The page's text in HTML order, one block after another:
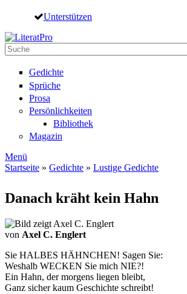
Direkt zum Inhalt
Unterstützen
Suche
Gedichte
Sprüche
Prosa
Persönlichkeiten
Bibliothek
Magazin
Menü
Startseite » Gedichte » Lustige Gedichte
Danach kräht kein Hahn
von Axel C. Englert
Sie HALBES HÄHNCHEN! Sagen Sie:
Weshalb WECKEN Sie mich NIE?!
Ein Hahn, der morgens liegen bleibt,
Ganz sicher kaum Geschichte schreibt!